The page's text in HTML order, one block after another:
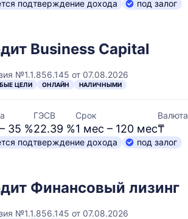
подтверждение дохода
под залог
Business Capital
№1.1.856.145 от 07.08.2026
ЦЕЛИ ОНЛАЙН НАЛИЧНЫМИ
35 %
ГЭСВ
22.39 %
Срок
1 мес – 120 мес
Валюта
₸
подтверждение дохода
под залог
Финансовый лизинг
№1.1.856.145 от 07.08.2026